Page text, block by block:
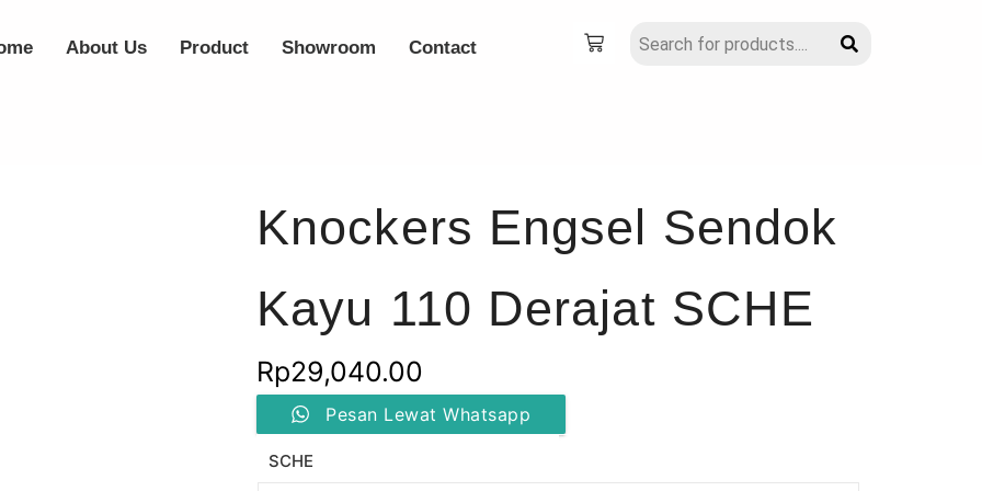
About Us Product Showroom Contact
Knockers Engsel Sendok
Kayu 110 Derajat SCHE
Rp29,040.00
Pesan Lewat Whatsapp
SCHE
Kuantitas
Knockers